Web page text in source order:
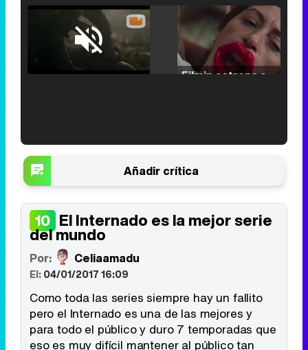
Unmute /
Loaded:
25.30%
Añadir crítica
10 El Internado es la mejor serie
del mundo
Por: Celiaamadu
El:04/01/2017 16:09
Como toda las series siempre hay un fallito
pero el Internado es una de las mejores y
para todo el público y duro 7 temporadas que
eso es muy difícil mantener al público tan